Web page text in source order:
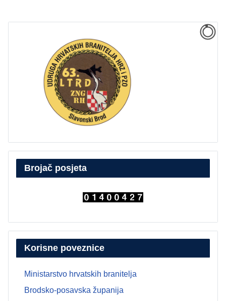
Brojač posjeta
Korisne poveznice
Ministarstvo hrvatskih branitelja
Brodsko-posavska županija